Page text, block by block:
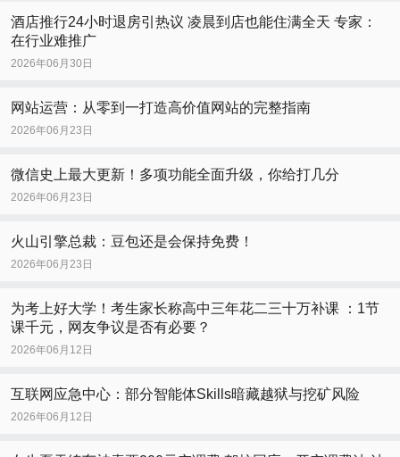
酒店推行24小时退房引热议 凌晨到店也能住满全天 专家：
在行业难推广
2026年06月30日
网站运营：从零到一打造高价值网站的完整指南
2026年06月23日
微信史上最大更新！多项功能全面升级，你给打几分
2026年06月23日
火山引擎总裁：豆包还是会保持免费！
2026年06月23日
为考上好大学！考生家长称高中三年花二三十万补课 ：1节
课千元，网友争议是否有必要？
2026年06月12日
互联网应急中心：部分智能体Skills暗藏越狱与挖矿风险
2026年06月12日